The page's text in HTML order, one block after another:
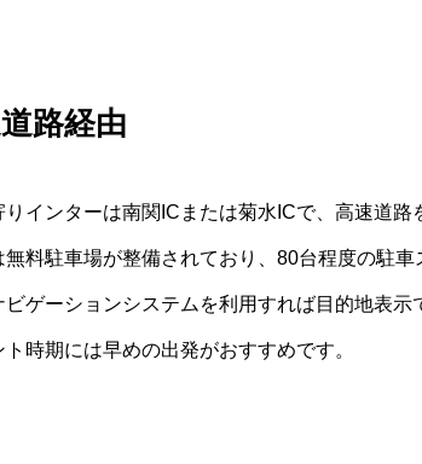
路経由
インターは南関ICまたは菊水ICで、高速道路
料駐車場が整備されており、80台程度の駐
ゲーションシステムを利用すれば目的地表
時期には早めの出発がおすすめです。